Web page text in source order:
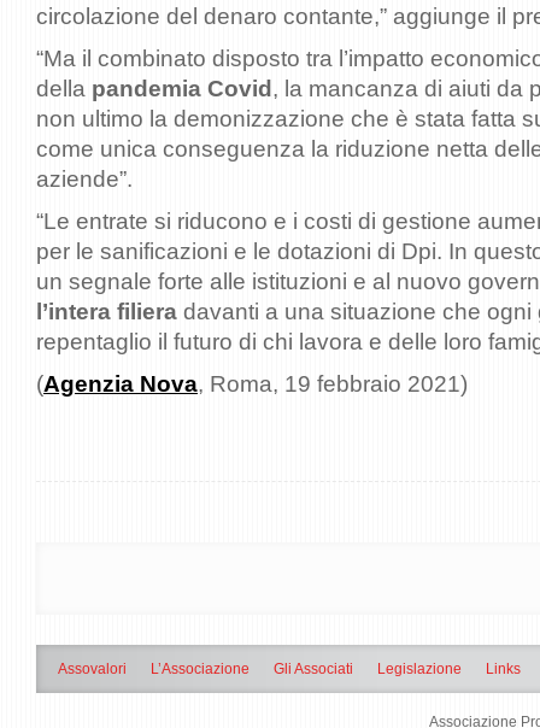
circolazione del denaro contante,” aggiunge il
“Ma il combinato disposto tra l’impatto
della pandemia Covid , la mancanza di aiuti da
non ultimo la demonizzazione che è stata fatta
come unica conseguenza la riduzione netta
aziende”.
“Le entrate si riducono e i costi di gestione
per le sanificazioni e le dotazioni di Dpi. In
un segnale forte alle istituzioni e al nuovo
l’intera filiera davanti a una situazione che ogni
repentaglio il futuro di chi lavora e delle loro
(Agenzia Nova, Roma, 19 febbraio 2021)
Assovalori L’Associazione Gli Associati Legislazione Links
Associazione